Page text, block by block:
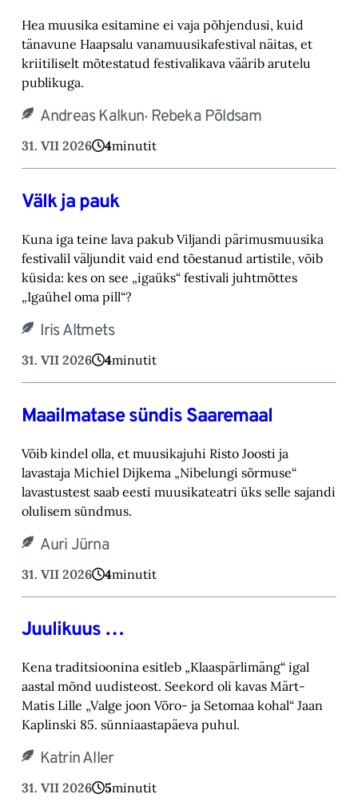
Hea muusika esitamine ei vaja põhjendusi, kuid
tänavune Haapsalu vanamuusikafestival näitas, et
kriitiliselt mõtestatud festivalikava väärib arutelu
publikuga.
Andreas Kalkun, Rebeka Põldsam
31. VII 2026 4minutit
Välk ja pauk
Kuna iga teine lava pakub Viljandi pärimusmuusika
festivalil väljundit vaid end tõestanud artistile, võib
küsida: kes on see „igaüks“ festivali juhtmõttes
„Igaühel oma pill“?
Iris Altmets
31. VII 2026 4minutit
Maailmatase sündis Saaremaal
Võib kindel olla, et muusikajuhi Risto Joosti ja
lavastaja Michiel Dijkema „Nibelungi sõrmuse“
lavastustest saab eesti muusikateatri üks selle sajandi
olulisem sündmus.
Auri Jürna
31. VII 2026 4minutit
Juulikuus …
Kena traditsioonina esitleb „Klaaspärlimäng“ igal
aastal mõnd uudisteost. Seekord oli kavas Märt-
Matis Lille „Valge joon Võro- ja Setomaa kohal“ Jaan
Kaplinski 85. sünniaastapäeva puhul.
Katrin Aller
31. VII 2026 5minutit